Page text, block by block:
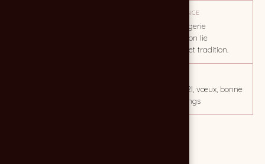
TON / AMBIANCE
Grâce à l'imagerie
informatique on lie
informatique et tradition.
corporate, SS2I, vœux, bonne
année, greetings